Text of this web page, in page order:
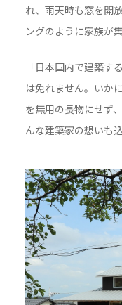
れ、雨天時も窓を開
ングのように家族が集
「日本国内で建築す
は免れません。いか
を無用の長物にせず
んな建築家の想いも